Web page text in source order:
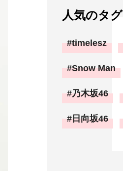
人気のタグ
timelesz
Snow Man
乃木坂46
日向坂46